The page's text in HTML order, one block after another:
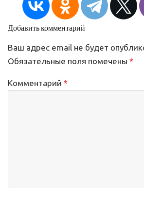
Добавить комментарий
Ваш адрес email не будет
Обязательные поля помечены *
Комментарий *